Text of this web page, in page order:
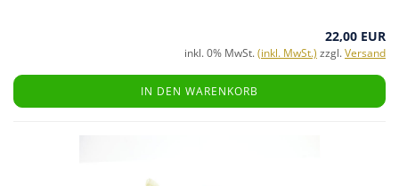
22,00 EUR
inkl. 0% MwSt.(inkl. MwSt.) zzgl.Versand
IN DEN WARENKORB